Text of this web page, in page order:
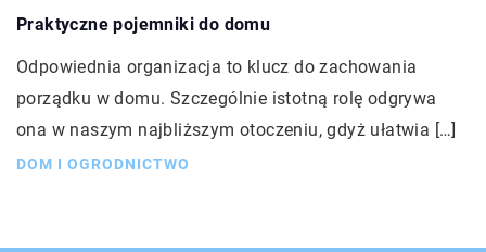
Praktyczne pojemniki do domu
Odpowiednia organizacja to klucz do zachowania
porządku w domu. Szczególnie istotną rolę odgrywa
ona w naszym najbliższym otoczeniu, gdyż ułatwia […]
DOM I OGRODNICTWO